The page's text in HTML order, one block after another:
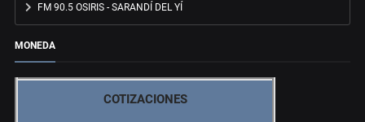
FM 90.5 OSIRIS - SARANDÍ DEL YÍ
MONEDA
COTIZACIONES